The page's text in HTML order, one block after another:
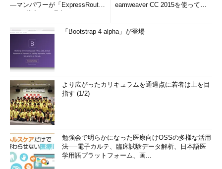
―マンパワーが「ExpressRout
eamweaver CC 2015を使って
「Bootstrap 4 alpha」が登場
より広がったカリキュラムを通過点に若者は上を目
指す (1/2)
勉強会で明らかになった医療向けOSSの多様な活用
法──電子カルテ、臨床試験データ解析、日本語医
学用語プラットフォーム、画...